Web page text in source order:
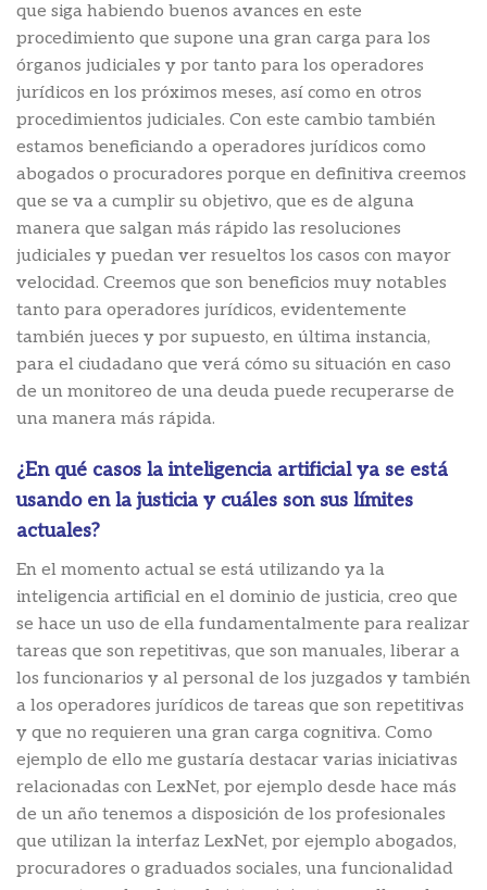
que siga habiendo buenos avances en este
procedimiento que supone una gran carga para los
órganos judiciales y por tanto para los operadores
jurídicos en los próximos meses, así como en otros
procedimientos judiciales. Con este cambio también
estamos beneficiando a operadores jurídicos como
abogados o procuradores porque en definitiva creemos
que se va a cumplir su objetivo, que es de alguna
manera que salgan más rápido las resoluciones
judiciales y puedan ver resueltos los casos con mayor
velocidad. Creemos que son beneficios muy notables
tanto para operadores jurídicos, evidentemente
también jueces y por supuesto, en última instancia,
para el ciudadano que verá cómo su situación en caso
de un monitoreo de una deuda puede recuperarse de
una manera más rápida.
¿En qué casos la inteligencia artificial ya se está
usando en la justicia y cuáles son sus límites
actuales?
En el momento actual se está utilizando ya la
inteligencia artificial en el dominio de justicia, creo que
se hace un uso de ella fundamentalmente para realizar
tareas que son repetitivas, que son manuales, liberar a
los funcionarios y al personal de los juzgados y también
a los operadores jurídicos de tareas que son repetitivas
y que no requieren una gran carga cognitiva. Como
ejemplo de ello me gustaría destacar varias iniciativas
relacionadas con LexNet, por ejemplo desde hace más
de un año tenemos a disposición de los profesionales
que utilizan la interfaz LexNet, por ejemplo abogados,
procuradores o graduados sociales, una funcionalidad